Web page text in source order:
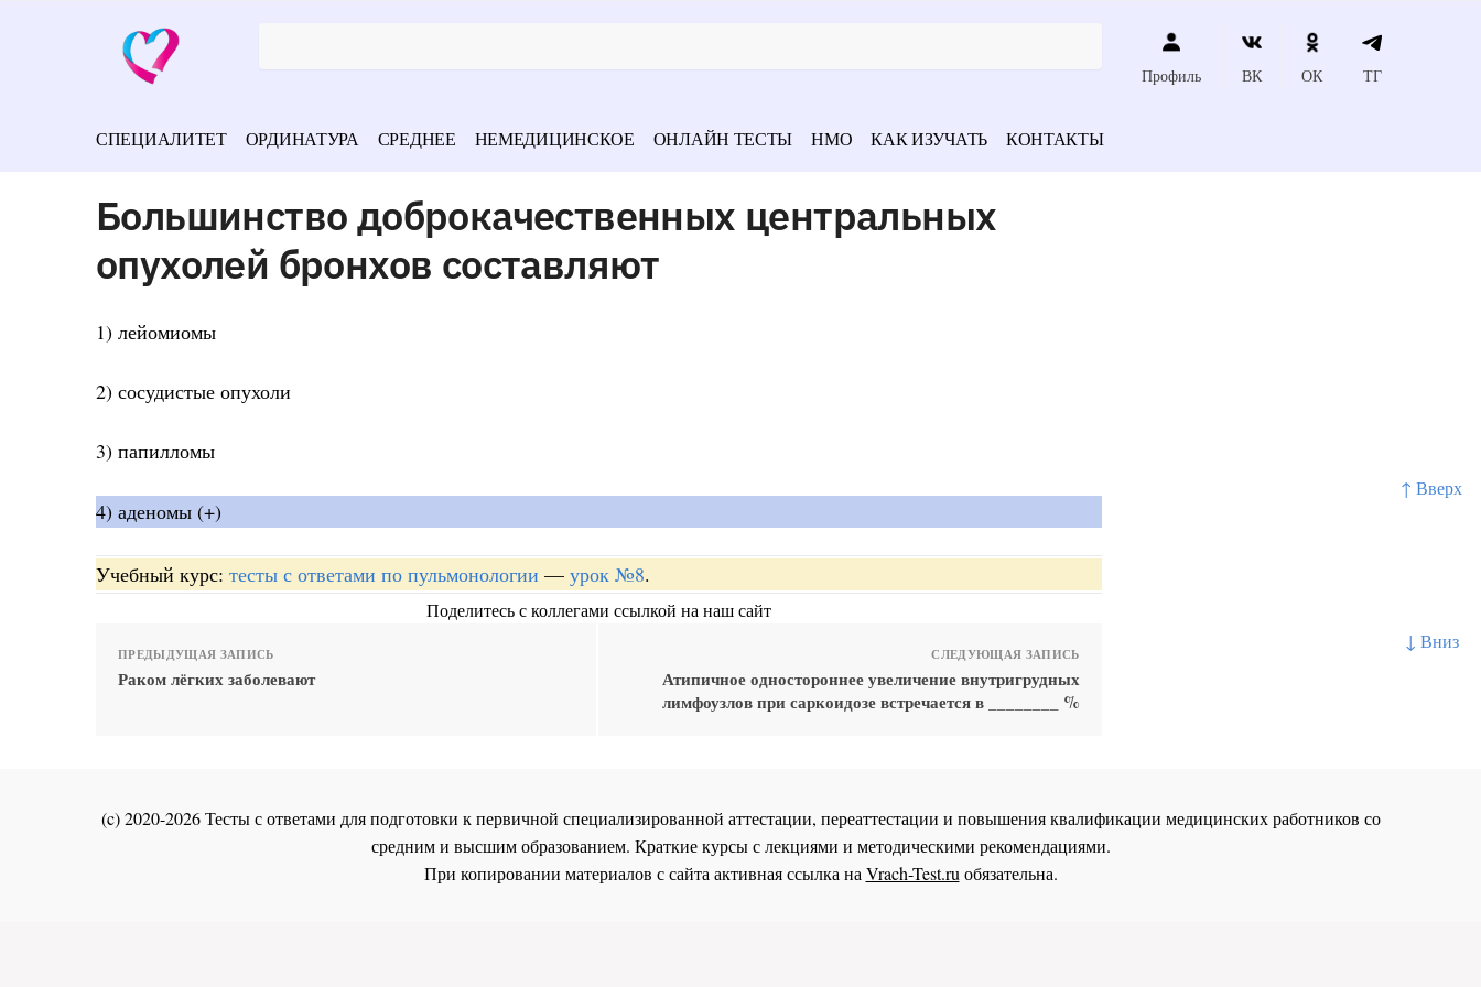
↑ Вверх
↓ Вниз
Профиль ВК ОК ТГ
СПЕЦИАЛИТЕТ ОРДИНАТУРА СРЕДНЕЕ НЕМЕДИЦИНСКОЕ ОНЛАЙН ТЕСТЫ НМО КАК ИЗУЧАТЬ КОНТАКТЫ
Большинство доброкачественных центральных
опухолей бронхов составляют
1) лейомиомы
2) сосудистые опухоли
3) папилломы
4) аденомы (+)
Учебный курс: тесты с ответами по пульмонологии — урок №8.
Поделитесь с коллегами ссылкой на наш сайт
ПРЕДЫДУЩАЯ ЗАПИСЬ
Раком лёгких заболевают
СЛЕДУЮЩАЯ ЗАПИСЬ
Атипичное одностороннее увеличение внутригрудных
лимфоузлов при саркоидозе встречается в ________ %
(c) 2020-2026 Тесты с ответами для подготовки к первичной специализированной аттестации, переаттестации и повышения квалификации медицинских работников со
средним и высшим образованием. Краткие курсы с лекциями и методическими рекомендациями.
При копировании материалов с сайта активная ссылка наVrach-Test.ruобязательна.